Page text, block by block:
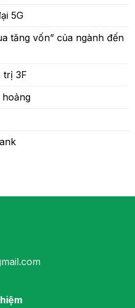
5G
tăng vốn” của ngành đến
trị 3F